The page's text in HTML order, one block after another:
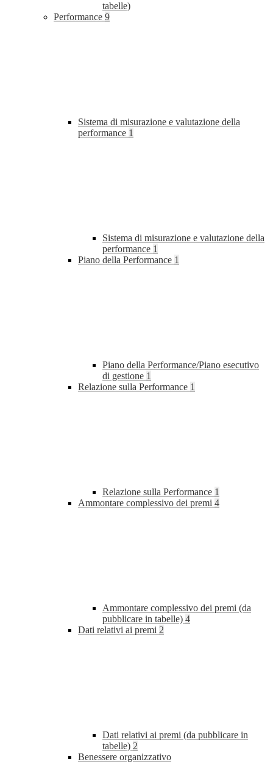
tabelle)
Performance 9
Sistema di misurazione e valutazione della
performance 1
Sistema di misurazione e valutazione della
performance 1
Piano della Performance 1
Piano della Performance/Piano esecutivo
di gestione 1
Relazione sulla Performance 1
Relazione sulla Performance 1
Ammontare complessivo dei premi 4
Ammontare complessivo dei premi (da
pubblicare in tabelle) 4
Dati relativi ai premi 2
Dati relativi ai premi (da pubblicare in
tabelle) 2
Benessere organizzativo